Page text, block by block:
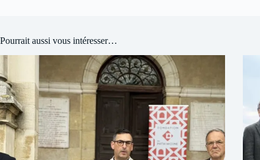
Pourrait aussi vous intéresser…